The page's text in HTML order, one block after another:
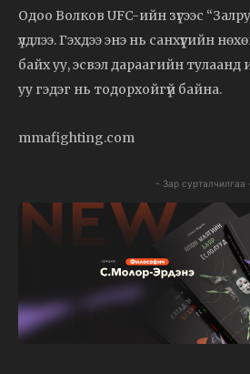
Одоо Волков UFC-ийн зүгээс
үлдлээ. Гэхдээ энэ нь санхүүгийн
байх уу, эсвэл дараагийн тулаанд
уу гэдэг нь тодорхойгүй байна.
mmafighting.com
- Зар сурталчилгаа